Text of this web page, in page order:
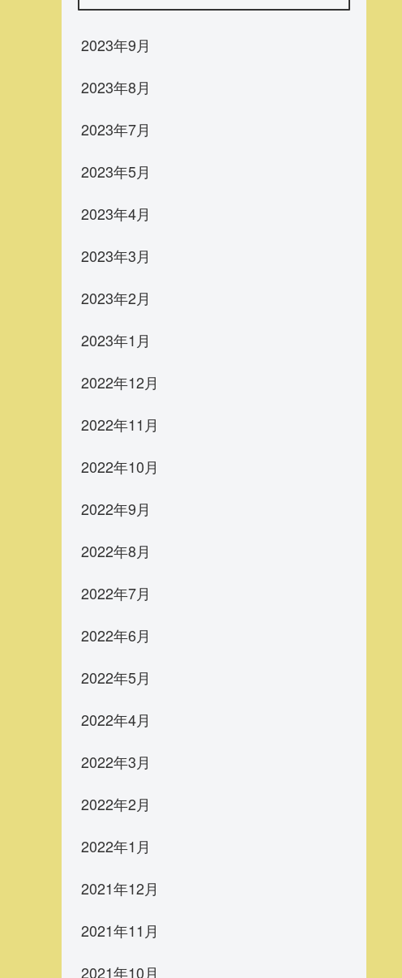
2023年9月
2023年8月
2023年7月
2023年5月
2023年4月
2023年3月
2023年2月
2023年1月
2022年12月
2022年11月
2022年10月
2022年9月
2022年8月
2022年7月
2022年6月
2022年5月
2022年4月
2022年3月
2022年2月
2022年1月
2021年12月
2021年11月
2021年10月